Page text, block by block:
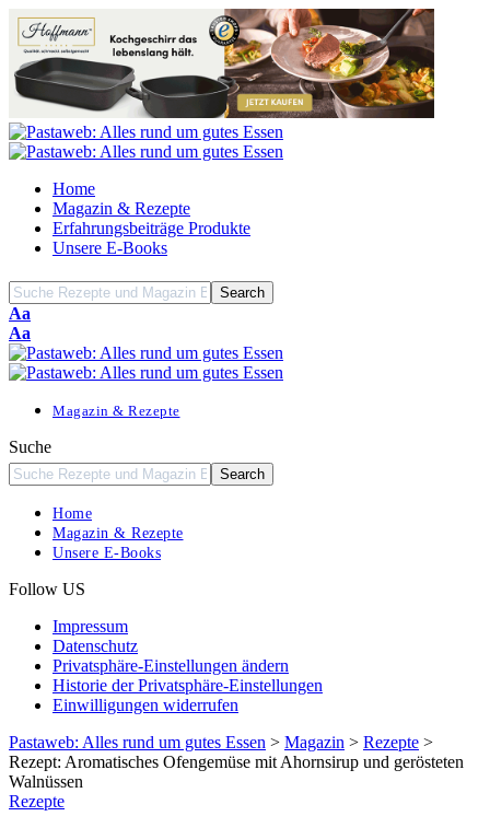
Home
Magazin & Rezepte
Erfahrungsbeiträge Produkte
Unsere E-Books
Font
Resizer
Aa
Font
Resizer
Aa
Magazin & Rezepte
Suche
Home
Magazin & Rezepte
Unsere E-Books
Follow US
Impressum
Datenschutz
Privatsphäre-Einstellungen ändern
Historie der Privatsphäre-Einstellungen
Einwilligungen widerrufen
Pastaweb: Alles rund um gutes Essen > Magazin > Rezepte >
Rezept: Aromatisches Ofengemüse mit Ahornsirup und gerösteten
Walnüssen
Rezepte